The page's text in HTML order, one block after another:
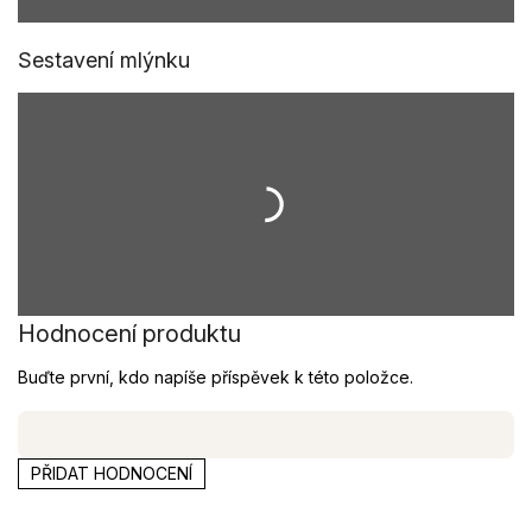
Sestavení mlýnku
Hodnocení produktu
Buďte první, kdo napíše příspěvek k této položce.
PŘIDAT HODNOCENÍ